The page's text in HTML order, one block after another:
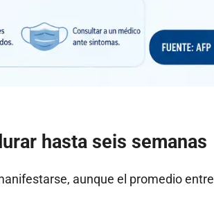
hasta seis semanas
aunque el promedio entre